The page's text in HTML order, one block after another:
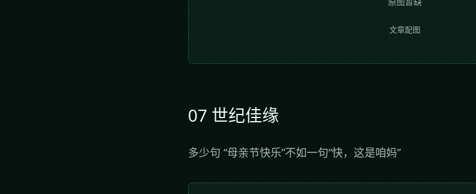
文章配图
07 世纪佳缘
多少句 “母亲节快乐”不如一句“快，这是咱妈”